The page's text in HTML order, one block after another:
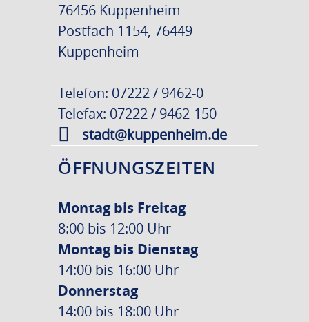
76456 Kuppenheim
Postfach 1154, 76449
Kuppenheim
Telefon: 07222 / 9462-0
Telefax: 07222 / 9462-150
stadt@kuppenheim.de
ÖFFNUNGSZEITEN
Montag bis Freitag
8:00 bis 12:00 Uhr
Montag bis Dienstag
14:00 bis 16:00 Uhr
Donnerstag
14:00 bis 18:00 Uhr